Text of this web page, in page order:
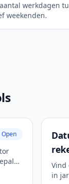
werkdagen
weekenden.
Open
Vind
in